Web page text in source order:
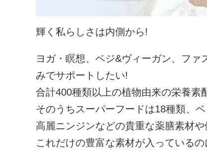
輝く私らしさは内側から!
ヨガ・瞑想、ベジ&ヴィーガン、フ
みでサポートしたい!
合計400種類以上の植物由来の栄養素
そのうちスーパーフードは18種類、
高麗ニンジンなどの貴重な薬膳素材
これだけの豊富な素材が入っている